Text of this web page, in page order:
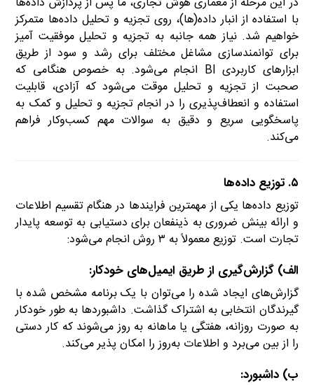
با استفاده از انبار داده(ها)، روی تجزیه و تحلیل داده‌ها متمرکز
خواهیم شد. نیاز همه جانبه به تجزیه و تحلیل موفقیت آمیز
برای توانمندسازی مشاغل مختلف برای رشد و سود از طریق
ابزارهای کاربردی BI انجام می‌شود. به خصوص هنگامی که
صحبت از تجزیه و تحلیل موقت می‌شود که آزادی، قابلیت
استفاده و انعطاف‌پذیری را در انجام تجزیه و تحلیل و کمک به
پاسخگویی سریع و دقیق به سوالات مهم کسب‌و‌کار فراهم
می‌کند.
۵. توزیع داده‌ها
توزیع داده‌ها یکی از مهمترین فرایندها در هنگام تقسیم اطلاعات
و ارائه بینش ضروری به ذینفعان برای دستیابی به توسعه پایدار
تجارت است. توزیع معمولاً به ۳ روش انجام می‌شود:
الف) گزارش‌گیری از طریق ایمیل‌های خودکار:
گزارش‌های ایجاد شده را می‌توان با یک برنامه مشخص شده با
گیرندگان انتخابی به اشتراک گذاشت. داشبوردها به طور خودکار
به صورت روزانه، هفتگی یا ماهانه به روز می‌شوند که کار دستی
را از بین می‌برد و اطلاعات به‌روز را امکان پذیر می‌کند.
ب) داشبورد: